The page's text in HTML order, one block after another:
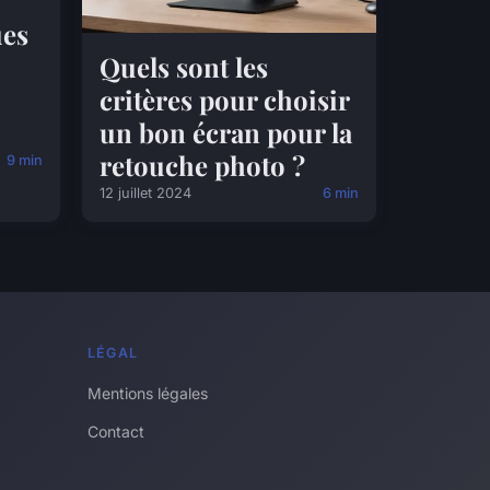
9 min
Quels sont les
critères pour choisir
un bon écran pour la
retouche photo ?
12 juillet 2024 6 min
LÉGAL
Mentions légales
Contact